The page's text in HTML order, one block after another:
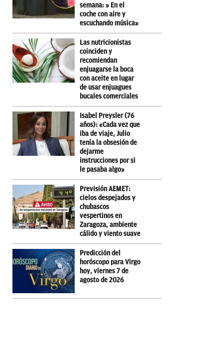
semana: » En el
coche con aire y
escuchando música»
Las nutricionistas
coinciden y
recomiendan
enjuagarse la boca
con aceite en lugar
de usar enjuagues
bucales comerciales
Isabel Preysler (76
años): «Cada vez que
iba de viaje, Julio
tenía la obsesión de
dejarme
instrucciones por si
le pasaba algo»
Previsión AEMET:
cielos despejados y
chubascos
vespertinos en
Zaragoza, ambiente
cálido y viento suave
Predicción del
horóscopo para Virgo
hoy, viernes 7 de
agosto de 2026